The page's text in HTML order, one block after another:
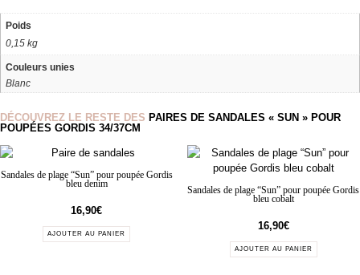
Poids
0,15 kg
Couleurs unies
Blanc
DÉCOUVREZ LE RESTE DES PAIRES DE SANDALES « SUN » POUR
POUPÉES GORDIS 34/37CM
Sandales de plage “Sun” pour poupée Gordis
bleu denim
16,90€
AJOUTER AU PANIER
Sandales de plage “Sun” pour poupée Gordis
bleu cobalt
16,90€
AJOUTER AU PANIER